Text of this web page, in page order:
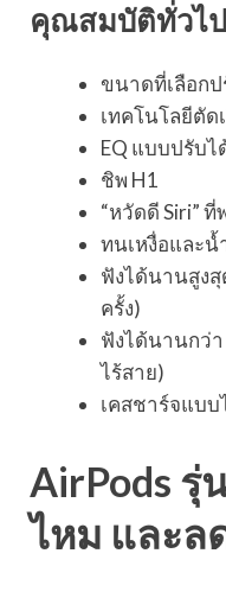
คุณสมบัติทั่วไป
ขนาดที่เลือก
เทคโนโลยีตั
EQ แบบปรับไ
ชิพ H1
“หวัดดี Siri”
ทนเหงื่อและน้
ฟังได้นานสูงสุ
ครั้ง)
ฟังได้นานกว่า
ไร้สาย)
เคสชาร์จแบบ
AirPods รุ่
ไหม และล